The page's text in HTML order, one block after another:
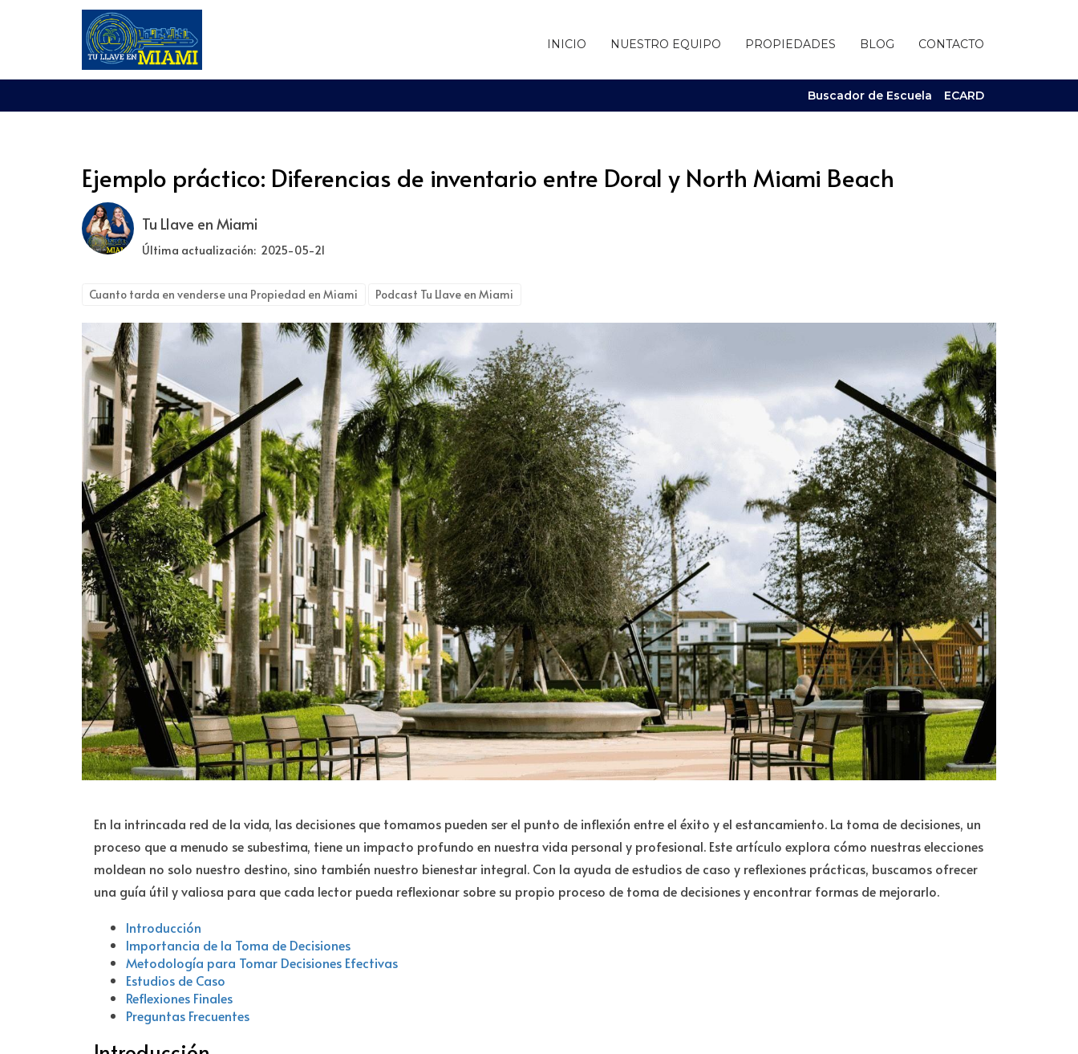
INICIO NUESTRO EQUIPO PROPIEDADES BLOG CONTACTO
Buscador de Escuela ECARD
Ejemplo práctico: Diferencias de inventario entre Doral y North Miami Beach
Tu Llave en Miami
Última actualización: 2025-05-21
Cuanto tarda en venderse una Propiedad en Miami Podcast Tu Llave en Miami
En la intrincada red de la vida, las decisiones que tomamos pueden ser el punto de inflexión entre el éxito y el estancamiento. La toma de decisiones, un
proceso que a menudo se subestima, tiene un impacto profundo en nuestra vida personal y profesional. Este artículo explora cómo nuestras elecciones
moldean no solo nuestro destino, sino también nuestro bienestar integral. Con la ayuda de estudios de caso y reflexiones prácticas, buscamos ofrecer
una guía útil y valiosa para que cada lector pueda reflexionar sobre su propio proceso de toma de decisiones y encontrar formas de mejorarlo.
Introducción
Importancia de la Toma de Decisiones
Metodología para Tomar Decisiones Efectivas
Estudios de Caso
Reflexiones Finales
Preguntas Frecuentes